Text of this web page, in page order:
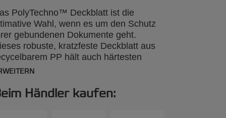
PolyTechno™ Deckblatt ist die
Wahl, wenn es um den Schutz
gebundenen Dokumente geht.
robuste, kratzfeste Deckblatt aus
PP hält auch härtesten
stand. Auffällig ist die stark
Händler kaufen: